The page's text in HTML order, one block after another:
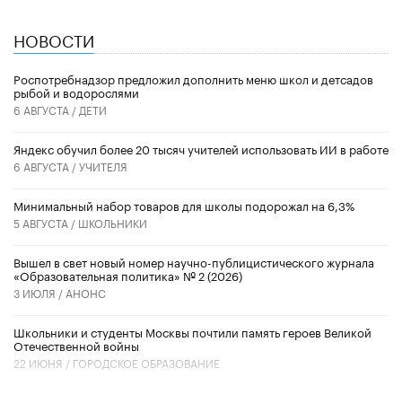
НОВОСТИ
Роспотребнадзор предложил дополнить меню школ и детсадов
рыбой и водорослями
6 АВГУСТА / ДЕТИ
​Яндекс обучил более 20 тысяч учителей использовать ИИ в работе
6 АВГУСТА /УЧИТЕЛЯ
Минимальный набор товаров для школы подорожал на 6,3%
5 АВГУСТА / ШКОЛЬНИКИ
Вышел в свет новый номер научно-публицистического журнала
«Образовательная политика» № 2 (2026)
3 ИЮЛЯ / АНОНС
Школьники и студенты Москвы почтили память героев Великой
Отечественной войны
22 ИЮНЯ / ГОРОДСКОЕ ОБРАЗОВАНИЕ